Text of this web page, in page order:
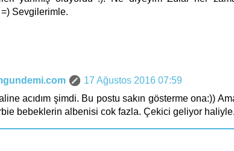
Sevgilerimle.
17 Ağustos 2016 07:59
acıdım şimdi. Bu postu sakın gösterme ona:))
bebeklerin albenisi cok fazla. Çekici geliyor